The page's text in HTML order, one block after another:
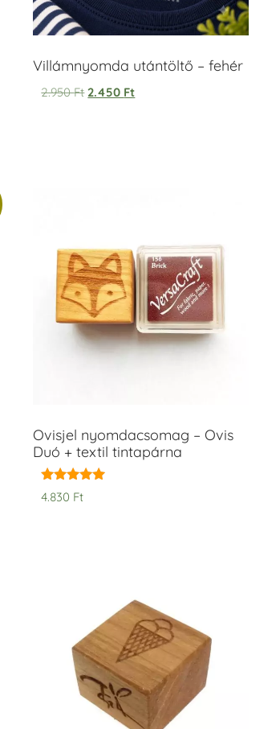
Villámnyomda utántöltő – fehér
2.950Ft 2.450 Ft
Ovisjel nyomdacsomag – Ovis
Duó + textil tintapárna
Értékelés:
5.00
4.830 Ft